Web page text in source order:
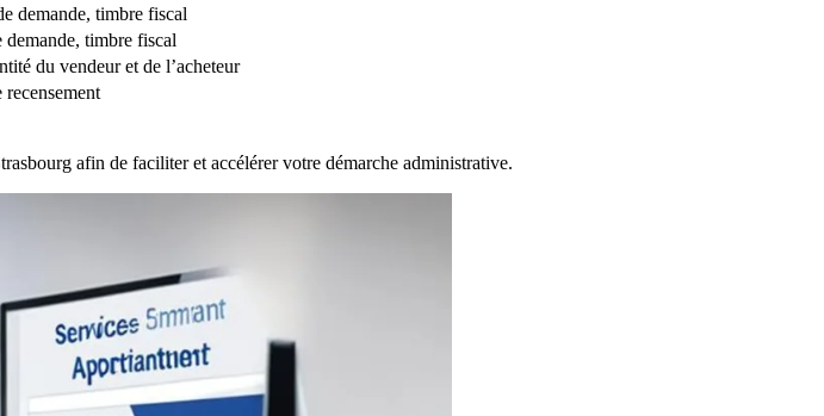
demande, timbre fiscal
timbre fiscal
du vendeur et de l’acheteur
afin de faciliter et accélérer votre démarche administrative.